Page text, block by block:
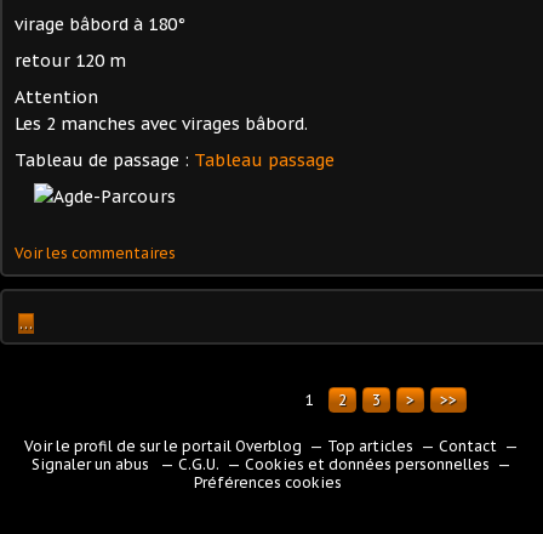
virage bâbord à 180°
retour 120 m
Attention
Les 2 manches avec virages bâbord.
Tableau de passage : Tableau passage
Voir les commentaires
…
1 2 3 > >>
Voir le profil de sur le portail Overblog Top articles
Contact
Signaler un abus
C.G.U.
Cookies et données personnelles
Préférences cookies